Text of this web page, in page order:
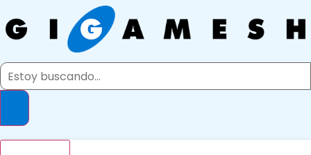
al
contenido
Search